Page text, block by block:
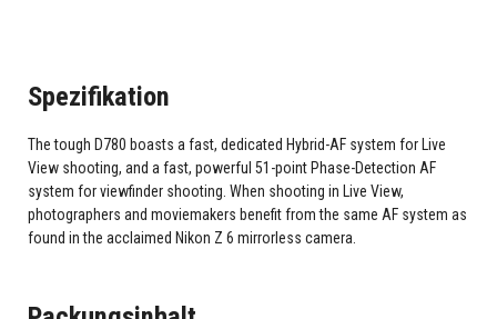
Spezifikation
The tough D780 boasts a fast, dedicated Hybrid-AF system for Live
View shooting, and a fast, powerful 51-point Phase-Detection AF
system for viewfinder shooting. When shooting in Live View,
photographers and moviemakers benefit from the same AF system as
found in the acclaimed Nikon Z 6 mirrorless camera.